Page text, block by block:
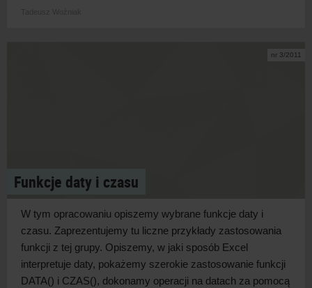
nr 3/2011
Funkcje daty i czasu
W tym opracowaniu opiszemy wybrane funkcje daty i
czasu. Zaprezentujemy tu liczne przykłady zastosowania
funkcji z tej grupy. Opiszemy, w jaki sposób Excel
interpretuje daty, pokażemy szerokie zastosowanie funkcji
DATA() i CZAS(), dokonamy operacji na datach za pomocą